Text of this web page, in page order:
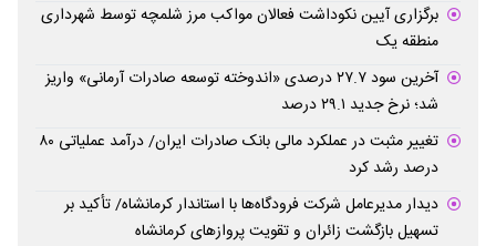
برگزاری آیین نکوداشت فعالان مواکب مرز شلمچه توسط شهرداری
منطقه یک
آخرین سود ۲۷.۷ درصدی «اندوخته توسعه صادرات آرمانی» واریز
شد؛ نرخ جدید ۲۹.۱ درصد
تغییر مثبت در عملکرد مالی بانک صادرات ایران/ درآمد عملیاتی ۸۰
درصد رشد کرد
دیدار مدیرعامل شرکت فرودگاه‌ها با استاندار کرمانشاه/ تأکید بر
تسهیل بازگشت زائران و تقویت پروازهای کرمانشاه